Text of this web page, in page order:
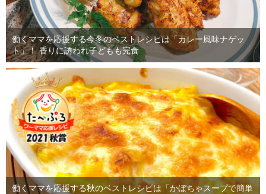
働くママを応援する今冬のベストレシピは「カレー風味ナゲッ
ト」！ 香りに誘われ子どもも完食
働くママを応援する秋のベストレシピは「かぼちゃスープで簡単